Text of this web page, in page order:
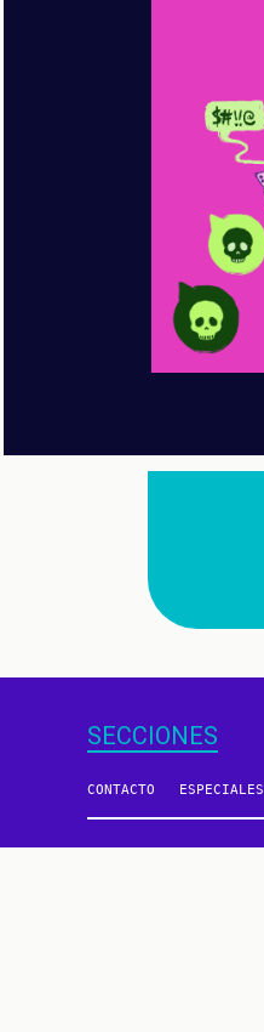
SECCIONES
CONTACTO ESPECIALES